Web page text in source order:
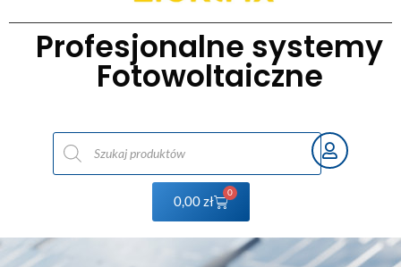
Profesjonalne systemy
Fotowoltaiczne
0,00zł
0